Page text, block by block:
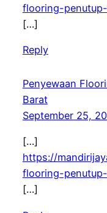
flooring-
[…]
Reply
Penyewaan
Barat
September 25,
[…]
https://
flooring-
[…]